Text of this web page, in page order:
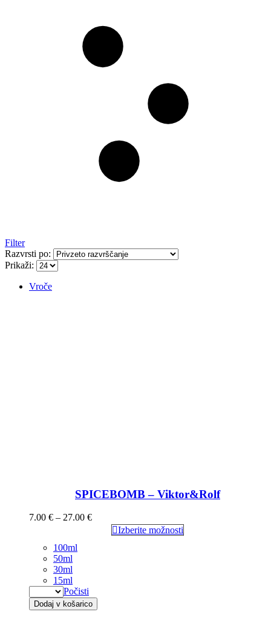
Filter
Razvrsti po:
Prikaži:
Vroče
SPICEBOMB – Viktor&Rolf
7.00 € – 27.00 €
Izberite možnosti
100ml
50ml
30ml
15ml
Počisti
Dodaj v košarico